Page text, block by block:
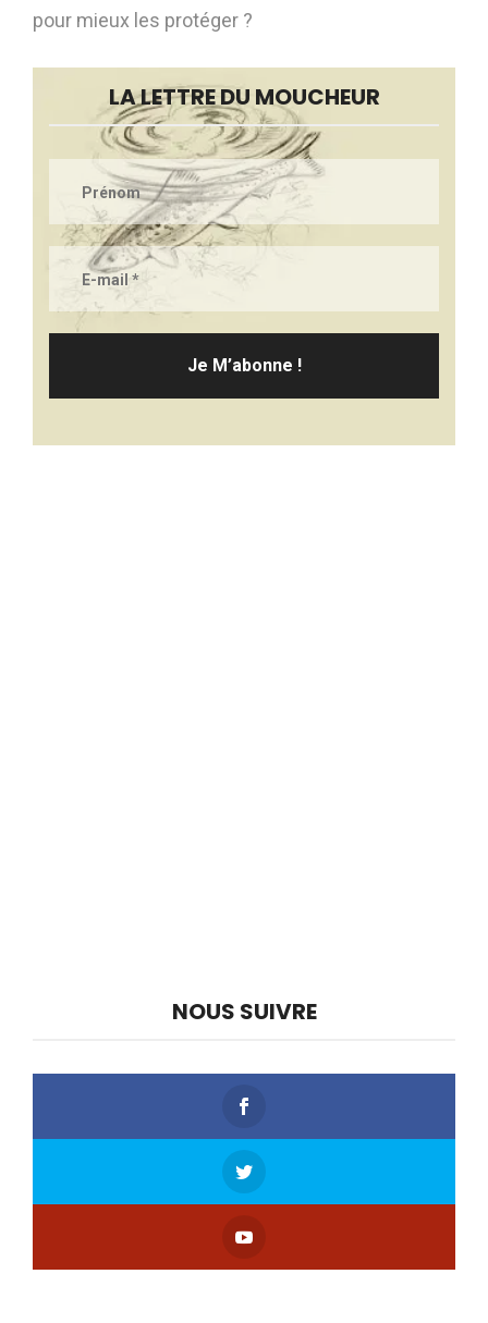
pour mieux les protéger ?
LA LETTRE DU MOUCHEUR
NOUS SUIVRE